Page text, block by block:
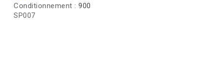
Conditionnement : 900
SP007